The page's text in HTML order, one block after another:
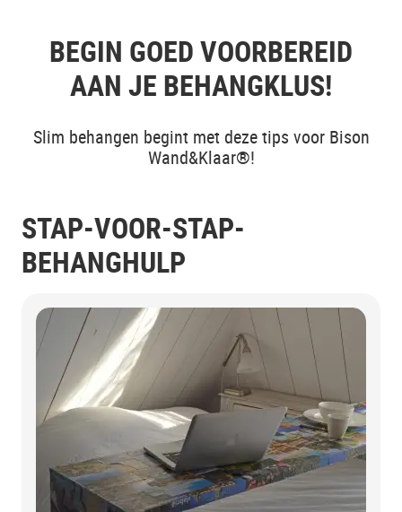
BEGIN GOED VOORBEREID
AAN JE BEHANGKLUS!
Slim behangen begint met deze tips voor Bison
Wand&Klaar®!
STAP-VOOR-STAP-
BEHANGHULP